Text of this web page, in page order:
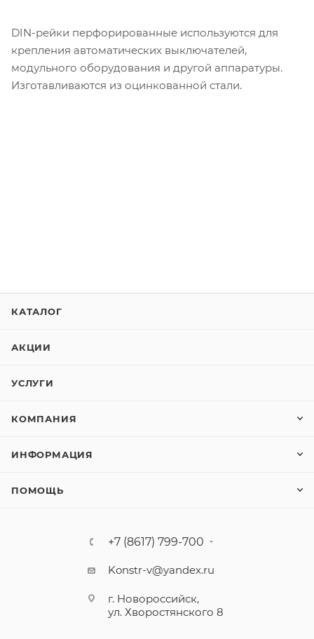
DIN-рейки перфорированные используются для
крепления автоматических выключателей,
модульного оборудования и другой аппаратуры.
Изготавливаются из оцинкованной стали.
КАТАЛОГ
АКЦИИ
УСЛУГИ
КОМПАНИЯ
ИНФОРМАЦИЯ
ПОМОЩЬ
+7 (8617) 799-700
Konstr-v@yandex.ru
г. Новороссийск,
ул. Хворостянского 8